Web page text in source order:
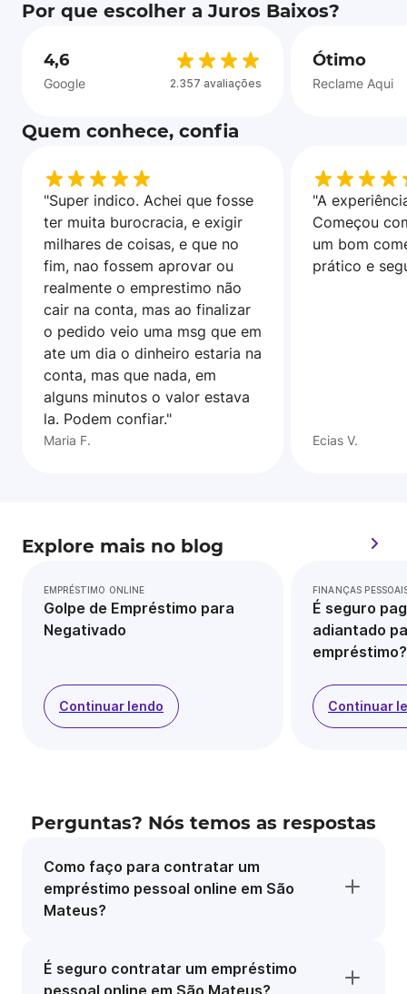
Por que escolher a Juros Baixos?
4,6
Google 2.357 avaliações
Ótimo
Reclame Aqui
Quem conhece, confia
"Super indico. Achei que fosse
ter muita burocracia, e exigir
milhares de coisas, e que no
fim, nao fossem aprovar ou
realmente o emprestimo não
cair na conta, mas ao finalizar
o pedido veio uma msg que em
ate um dia o dinheiro estaria na
conta, mas que nada, em
alguns minutos o valor estava
la. Podem confiar."
Maria F.
"A
Começou
um bom
prático e
Ecias V.
Explore mais no blog
EMPRÉSTIMO ONLINE
Golpe de Empréstimo para
Negativado
Continuar lendo
FINANÇAS
É seguro
adiantado
empréstimo?
Continuar
Perguntas? Nós temos as respostas
Como faço para contratar um
empréstimo pessoal online em São
Mateus?
É seguro contratar um empréstimo
pessoal online em São Mateus?